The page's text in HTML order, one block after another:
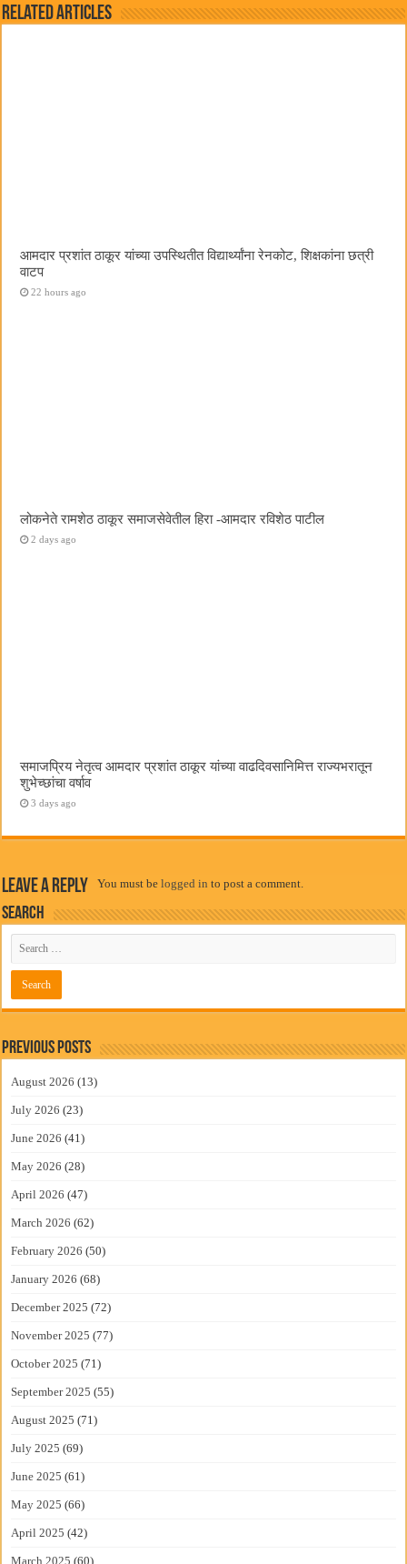
Related Articles
आमदार प्रशांत ठाकूर यांच्या उपस्थितीत विद्यार्थ्यांना रेनकोट, शिक्षकांना छत्री
वाटप
22 hours ago
लोकनेते रामशेठ ठाकूर समाजसेवेतील हिरा -आमदार रविशेठ पाटील
2 days ago
समाजप्रिय नेतृत्व आमदार प्रशांत ठाकूर यांच्या वाढदिवसानिमित्त राज्यभरातून
शुभेच्छांचा वर्षाव
3 days ago
Leave a Reply You must belogged in to post a comment.
Search
Previous Posts
August 2026 (13)
July 2026 (23)
June 2026 (41)
May 2026 (28)
April 2026 (47)
March 2026 (62)
February 2026 (50)
January 2026 (68)
December 2025 (72)
November 2025 (77)
October 2025 (71)
September 2025 (55)
August 2025 (71)
July 2025 (69)
June 2025 (61)
May 2025 (66)
April 2025 (42)
March 2025 (60)